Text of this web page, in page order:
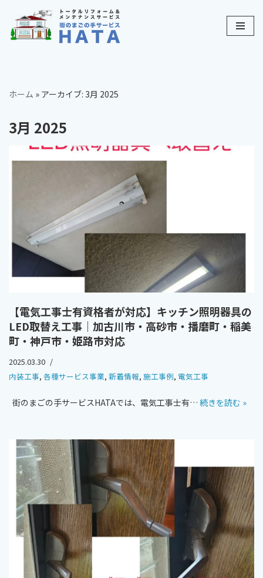
コ
ツ
ス
キ
プ
ホーム » アーカイブ: 3月 2025
3月 2025
【電気工事士有資格者が対応】キッチン照明器具の
LED取替え工事｜加古川市・高砂市・播磨町・稲美
町・神戸市・姫路市対応
2025.03.30
内装工事, 各種サービス事業, 新着情報, 施工事例, 電気工事
街のまごの手サービスHATAでは、電気工事士有… 続きを読む »